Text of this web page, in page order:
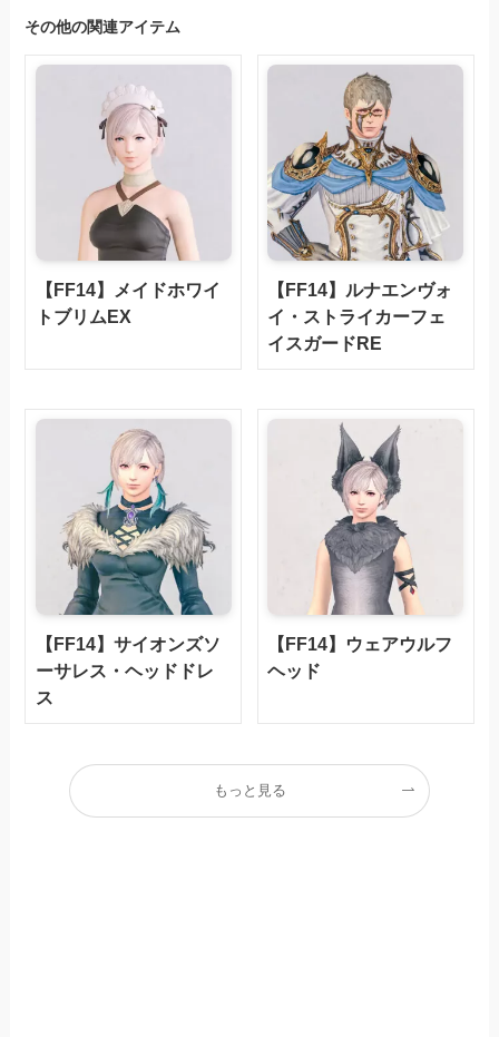
その他の関連アイテム
【FF14】メイドホワイ
トブリムEX
【FF14】ルナエンヴォ
イ・ストライカーフェ
イスガードRE
【FF14】サイオンズソ
ーサレス・ヘッドドレ
ス
【FF14】ウェアウルフ
ヘッド
もっと見る